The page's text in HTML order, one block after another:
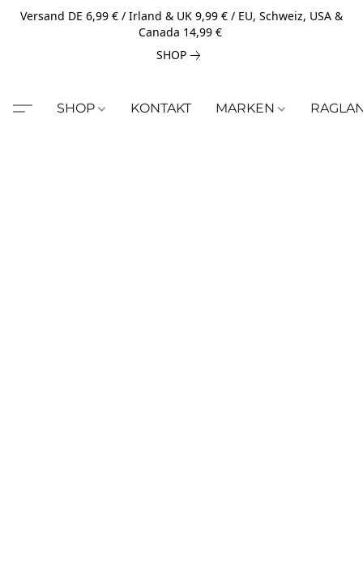
Versand DE 6,99 € / Irland & UK 9,99 € / EU, Schweiz, USA &
Canada 14,99 €
SHOP
SHOP KONTAKT MARKEN